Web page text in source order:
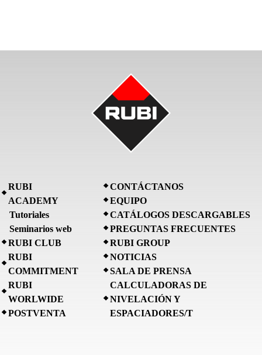
RUBI
ACADEMY
Tutoriales
Seminarios web
RUBI CLUB
RUBI
COMMITMENT
RUBI
WORLWIDE
POSTVENTA
CONTÁCTANOS
EQUIPO
CATÁLOGOS DESCARGABLES
PREGUNTAS FRECUENTES
RUBI GROUP
NOTICIAS
SALA DE PRENSA
CALCULADORAS DE
NIVELACIÓN Y
ESPACIADORES/T